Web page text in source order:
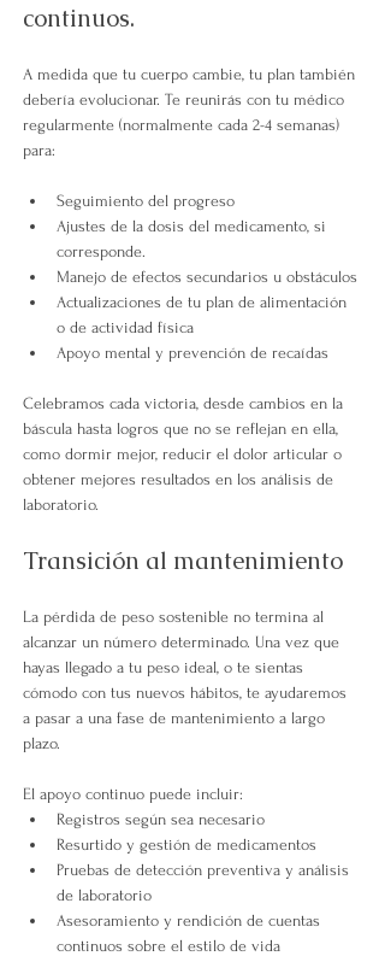
continuos.
A medida que tu cuerpo cambie, tu plan también
debería evolucionar. Te reunirás con tu médico
regularmente (normalmente cada 2-4 semanas)
para:
Seguimiento del progreso
Ajustes de la dosis del medicamento, si
corresponde.
Manejo de efectos secundarios u obstáculos
Actualizaciones de tu plan de alimentación
o de actividad física
Apoyo mental y prevención de recaídas
Celebramos cada victoria, desde cambios en la
báscula hasta logros que no se reflejan en ella,
como dormir mejor, reducir el dolor articular o
obtener mejores resultados en los análisis de
laboratorio.
Transición al mantenimiento
La pérdida de peso sostenible no termina al
alcanzar un número determinado. Una vez que
hayas llegado a tu peso ideal, o te sientas
cómodo con tus nuevos hábitos, te ayudaremos
a pasar a una fase de mantenimiento a largo
plazo.
El apoyo continuo puede incluir:
Registros según sea necesario
Resurtido y gestión de medicamentos
Pruebas de detección preventiva y análisis
de laboratorio
Asesoramiento y rendición de cuentas
continuos sobre el estilo de vida